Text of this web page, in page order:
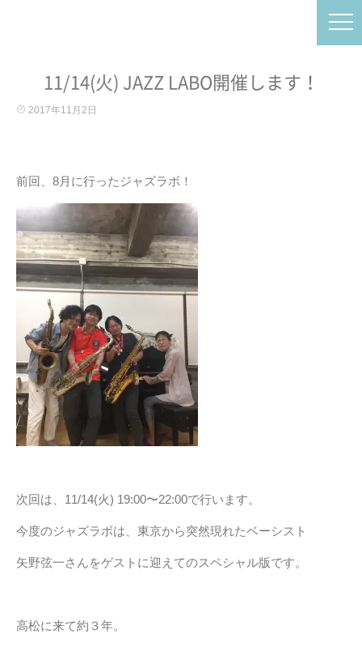
11/14(火) JAZZ LABO開催します！
2017年11月2日
前回、8月に行ったジャズラボ！
次回は、11/14(火) 19:00〜22:00で行います。
今度のジャズラボは、東京から突然現れたベーシスト
矢野弦一さんをゲストに迎えてのスペシャル版です。
高松に来て約３年。